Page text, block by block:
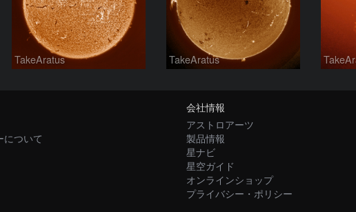
TakeAratus TakeAratus
について
会社情報
アストロアーツ
製品情報
星ナビ
星空ガイド
オンラインショップ
プライバシー・ポリシー